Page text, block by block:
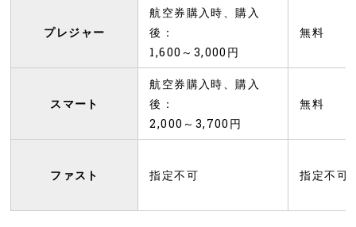
プレジャー
航空券購入時、購入
後：
1,600～3,000円
無料
スマート
航空券購入時、購入
後：
2,000～3,700円
無料
ファスト 指定不可 指定不可